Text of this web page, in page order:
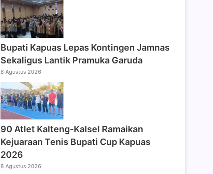
Bupati Kapuas Lepas Kontingen Jamnas
Sekaligus Lantik Pramuka Garuda
8 Agustus 2026
90 Atlet Kalteng-Kalsel Ramaikan
Kejuaraan Tenis Bupati Cup Kapuas
2026
8 Agustus 2026